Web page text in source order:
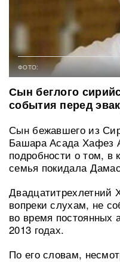
ФОТО:
Сын беглого
события перед
Сын бежавшего из
Башара Асада Хафез
подробности о том, в
семья покидала
Двадцатитрехлетний
вопреки слухам, не
во время постоянных
2013 годах.
По его словам,